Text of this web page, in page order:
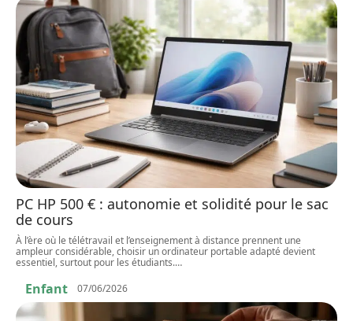
PC HP 500 € : autonomie et solidité pour le sac
de cours
À l’ère où le télétravail et l’enseignement à distance prennent une
ampleur considérable, choisir un ordinateur portable adapté devient
essentiel, surtout pour les étudiants.…
Enfant 07/06/2026